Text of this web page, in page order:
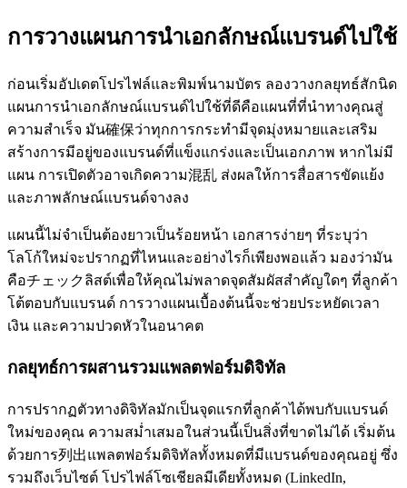
การวางแผนการนำเอกลักษณ์แบรนด์ไปใช้
ก่อนเริ่มอัปเดตโปรไฟล์และพิมพ์นามบัตร ลองวางกลยุทธ์สักนิด
แผนการนำเอกลักษณ์แบรนด์ไปใช้ที่ดีคือแผนที่ที่นำทางคุณสู่
ความสำเร็จ มัน確保ว่าทุกการกระทำมีจุดมุ่งหมายและเสริม
สร้างการมีอยู่ของแบรนด์ที่แข็งแกร่งและเป็นเอกภาพ หากไม่มี
แผน การเปิดตัวอาจเกิดความ混乱 ส่งผลให้การสื่อสารขัดแย้ง
และภาพลักษณ์แบรนด์จางลง
แผนนี้ไม่จำเป็นต้องยาวเป็นร้อยหน้า เอกสารง่ายๆ ที่ระบุว่า
โลโก้ใหม่จะปรากฏที่ไหนและอย่างไรก็เพียงพอแล้ว มองว่ามัน
คือチェックลิสต์เพื่อให้คุณไม่พลาดจุดสัมผัสสำคัญใดๆ ที่ลูกค้า
โต้ตอบกับแบรนด์ การวางแผนเบื้องต้นนี้จะช่วยประหยัดเวลา
เงิน และความปวดหัวในอนาคต
กลยุทธ์การผสานรวมแพลตฟอร์มดิจิทัล
การปรากฏตัวทางดิจิทัลมักเป็นจุดแรกที่ลูกค้าได้พบกับแบรนด์
ใหม่ของคุณ ความสม่ำเสมอในส่วนนี้เป็นสิ่งที่ขาดไม่ได้ เริ่มต้น
ด้วยการ列出แพลตฟอร์มดิจิทัลทั้งหมดที่มีแบรนด์ของคุณอยู่ ซึ่ง
รวมถึงเว็บไซต์ โปรไฟล์โซเชียลมีเดียทั้งหมด (LinkedIn,